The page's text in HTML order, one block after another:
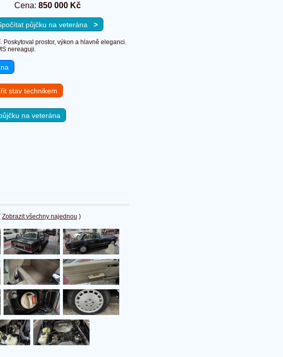
Cena: 850 000 Kč
půjčku na veterána >
prostor, výkon a hlavně eleganci.
nereaguji.
stav technikem
na veterána
Zobrazit všechny najednou )